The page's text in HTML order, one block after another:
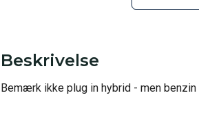
Beskrivelse
Bemærk ikke plug in hybrid - men benzin